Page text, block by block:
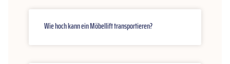
Wie hoch kann ein Möbellift transportieren?